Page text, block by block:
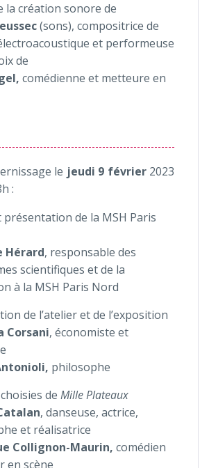
la création sonore de
(sons), compositrice de
et performeuse
de
comédienne et metteure en
le jeudi 9 février2023
:
présentation de la MSH Paris
Hérard, responsable des
scientifiques et de la
à la MSH Paris Nord
de l’atelier et de l’exposition
Corsani, économiste et
philosophe
de Mille Plateaux
, danseuse, actrice,
et réalisatrice
Collignon-Maurin, comédien
en scène